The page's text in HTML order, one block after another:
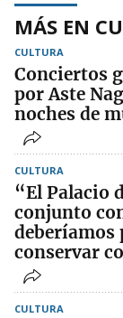
MÁS EN
CULTURA
Conciertos
por Aste
noches de
CULTURA
“El Palacio
conjunto
deberíamos
conservar
CULTURA